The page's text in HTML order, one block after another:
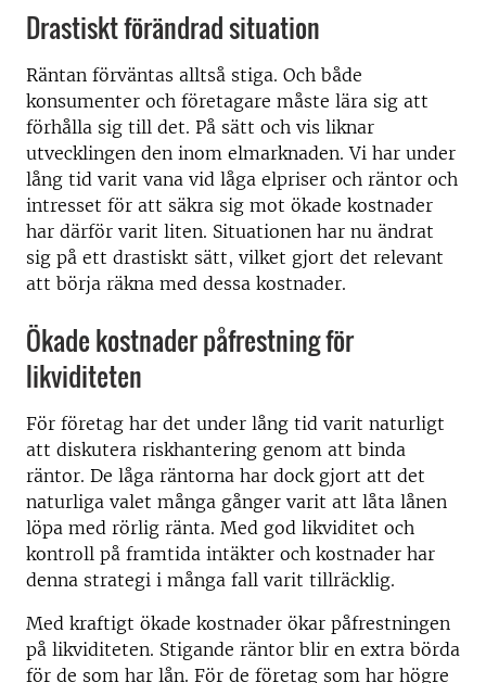
Drastiskt förändrad situation
Räntan förväntas alltså stiga. Och både
konsumenter och företagare måste lära sig att
förhålla sig till det. På sätt och vis liknar
utvecklingen den inom elmarknaden. Vi har under
lång tid varit vana vid låga elpriser och räntor och
intresset för att säkra sig mot ökade kostnader
har därför varit liten. Situationen har nu ändrat
sig på ett drastiskt sätt, vilket gjort det relevant
att börja räkna med dessa kostnader.
Ökade kostnader påfrestning för
likviditeten
För företag har det under lång tid varit naturligt
att diskutera riskhantering genom att binda
räntor. De låga räntorna har dock gjort att det
naturliga valet många gånger varit att låta lånen
löpa med rörlig ränta. Med god likviditet och
kontroll på framtida intäkter och kostnader har
denna strategi i många fall varit tillräcklig.
Med kraftigt ökade kostnader ökar påfrestningen
på likviditeten. Stigande räntor blir en extra börda
för de som har lån. För de företag som har högre